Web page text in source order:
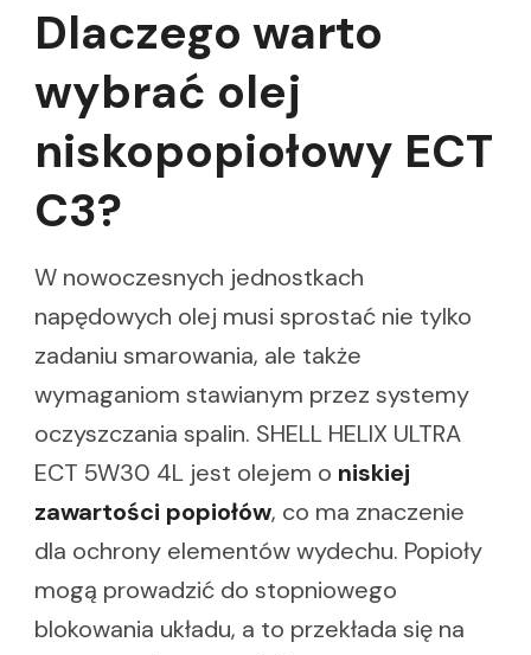
Dlaczego warto
wybrać olej
niskopopiołowy ECT
C3?
W nowoczesnych jednostkach
napędowych olej musi sprostać nie tylko
zadaniu smarowania, ale także
wymaganiom stawianym przez systemy
oczyszczania spalin. SHELL HELIX ULTRA
ECT 5W30 4L jest olejem o niskiej
zawartości popiołów, co ma znaczenie
dla ochrony elementów wydechu. Popioły
mogą prowadzić do stopniowego
blokowania układu, a to przekłada się na